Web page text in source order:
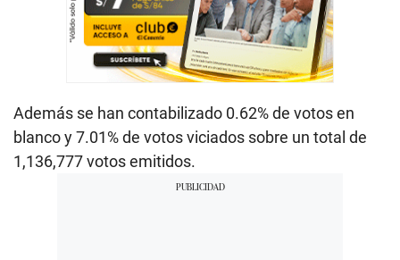
Además se han contabilizado 0.62% de votos en
blanco y 7.01% de votos viciados sobre un total de
1,136,777 votos emitidos.